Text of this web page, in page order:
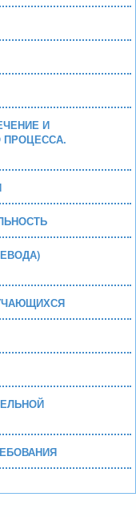
И
ПРОЦЕССА.